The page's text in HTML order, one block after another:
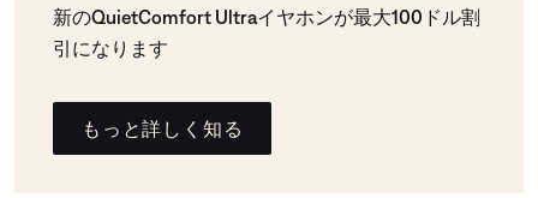
新のQuietComfort Ultraイヤホンが最大100ドル割
引になります
もっと詳しく知る